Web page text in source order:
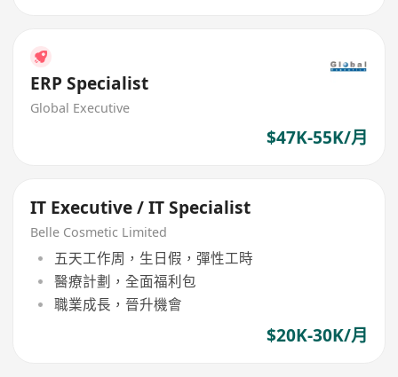
ERP Specialist
Global Executive
$47K-55K/月
IT Executive / IT Specialist
Belle Cosmetic Limited
五天工作周，生日假，彈性工時
醫療計劃，全面福利包
職業成長，晉升機會
$20K-30K/月